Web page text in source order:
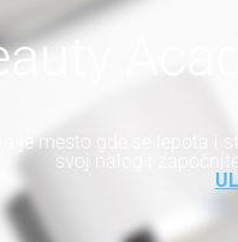
je mesto gde se lepota i
svoj nalog i